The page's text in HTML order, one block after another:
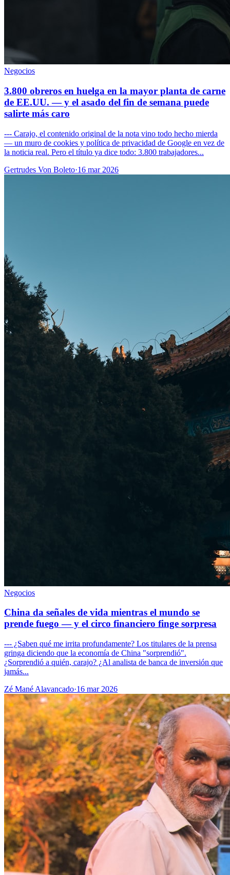
Negocios
3.800 obreros en huelga en la mayor planta de carne
de EE.UU. — y el asado del fin de semana puede
salirte más caro
--- Carajo, el contenido original de la nota vino todo hecho mierda
— un muro de cookies y política de privacidad de Google en vez de
la noticia real. Pero el título ya dice todo: 3.800 trabajadores...
Gertrudes Von Boleto·16 mar 2026
Negocios
China da señales de vida mientras el mundo se
prende fuego — y el circo financiero finge sorpresa
--- ¿Saben qué me irrita profundamente? Los titulares de la prensa
gringa diciendo que la economía de China "sorprendió".
¿Sorprendió a quién, carajo? ¿Al analista de banca de inversión que
jamás...
Zé Mané Alavancado·16 mar 2026